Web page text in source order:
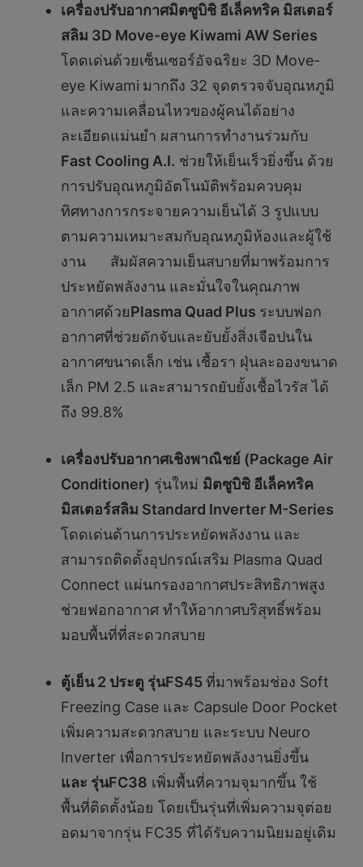
เครื่องปรับอากาศมิตซูบิชิ อีเล็คทริค มิสเตอร์
สลิม 3D Move-eye Kiwami AW Series
โดดเด่นด้วยเซ็นเซอร์อัจฉริยะ 3D Move-
eye Kiwami มากถึง 32 จุดตรวจจับอุณหภูมิ
และความเคลื่อนไหวของผู้คนได้อย่าง
ละเอียดแม่นยำ ผสานการทำงานร่วมกับ
Fast Cooling A.I. ช่วยให้เย็นเร็วยิ่งขึ้น ด้วย
การปรับอุณหภูมิอัตโนมัติพร้อมควบคุม
ทิศทางการกระจายความเย็นได้ 3 รูปแบบ
ตามความเหมาะสมกับอุณหภูมิห้องและผู้ใช้
งาน สัมผัสความเย็นสบายที่มาพร้อมการ
ประหยัดพลังงาน และมั่นใจในคุณภาพ
อากาศด้วยPlasma Quad Plus ระบบฟอก
อากาศที่ช่วยดักจับและยับยั้งสิ่งเจือปนใน
อากาศขนาดเล็ก เช่น เชื้อรา ฝุ่นละอองขนาด
เล็ก PM 2.5 และสามารถยับยั้งเชื้อไวรัส ได้
ถึง 99.8%
เครื่องปรับอากาศเชิงพาณิชย์ (Package Air
Conditioner) รุ่นใหม่ มิตซูบิชิ อีเล็คทริค
มิสเตอร์สลิม Standard Inverter M-Series
โดดเด่นด้านการประหยัดพลังงาน และ
สามารถติดตั้งอุปกรณ์เสริม Plasma Quad
Connect แผ่นกรองอากาศประสิทธิภาพสูง
ช่วยฟอกอากาศ ทำให้อากาศบริสุทธิ์พร้อม
มอบพื้นที่ที่สะดวกสบาย
ตู้เย็น2 ประตู รุ่นFS45ที่มาพร้อมช่อง Soft
Freezing Case และ Capsule Door Pocket
เพิ่มความสะดวกสบาย และระบบ Neuro
Inverter เพื่อการประหยัดพลังงานยิ่งขึ้น
และ รุ่นFC38 เพิ่มพื้นที่ความจุมากขึ้น ใช้
พื้นที่ติดตั้งน้อย โดยเป็นรุ่นที่เพิ่มความจุต่อย
อดมาจากรุ่น FC35 ที่ได้รับความนิยมอยู่เดิม